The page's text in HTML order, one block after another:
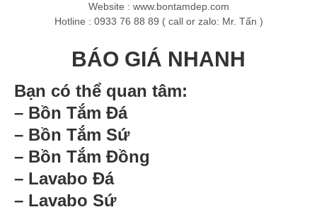
Website : www.bontamdep.com
Hotline : 0933 76 88 89 ( call or zalo: Mr. Tấn )
BÁO GIÁ NHANH
Bạn có thể quan tâm:
– Bồn Tắm Đá
– Bồn Tắm Sứ
– Bồn Tắm Đồng
– Lavabo Đá
– Lavabo Sứ